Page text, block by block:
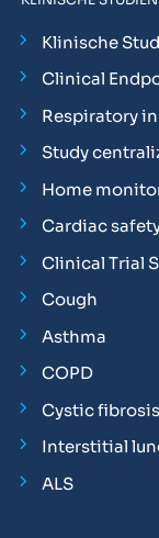
Klinische
Clinical
Respiratory
Study
Home
Cardiac
Clinical Trial
Cough
Asthma
COPD
Cystic fibrosis
Interstitial
ALS